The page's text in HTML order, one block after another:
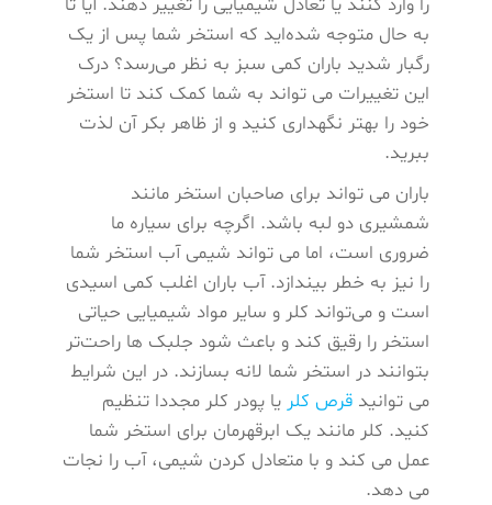
به حال متوجه شده‌اید که استخر شما پس از یک
رگبار شدید باران کمی سبز به نظر می‌رسد؟ درک
این تغییرات می ‌تواند به شما کمک کند تا استخر
خود را بهتر نگهداری کنید و از ظاهر بکر آن لذت
ببرید.
باران می‌ تواند برای صاحبان استخر مانند
شمشیری دو لبه باشد. اگرچه برای سیاره ما
ضروری است، اما می ‌تواند شیمی آب استخر شما
را نیز به خطر بیندازد. آب باران اغلب کمی اسیدی
است و می‌تواند کلر و سایر مواد شیمیایی حیاتی
استخر را رقیق کند و باعث شود جلبک ‌ها راحت‌تر
بتوانند در استخر شما لانه بسازند. در این شرایط
می توانید قرص کلر یا پودر کلر مجددا تنظیم
کنید. کلر مانند یک ابرقهرمان برای استخر شما
عمل می ‌کند و با متعادل کردن شیمی، آب را نجات
می ‌دهد.